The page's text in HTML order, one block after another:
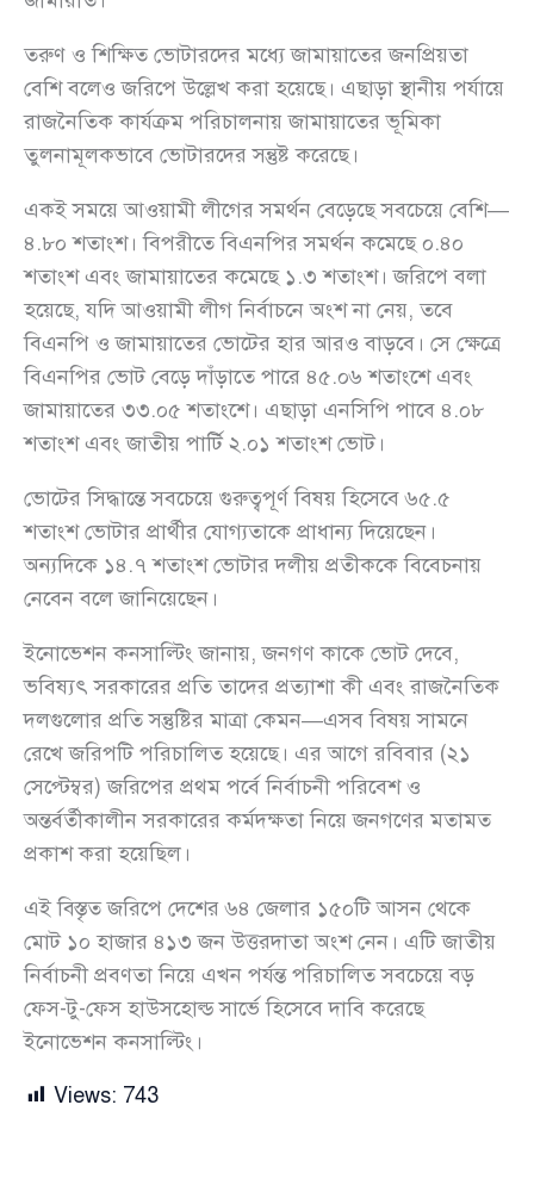
তরুণ ও শিক্ষিত ভোটারদের মধ্যে জামায়াতের জনপ্রিয়তা
বেশি বলেও জরিপে উল্লেখ করা হয়েছে। এছাড়া স্থানীয় পর্যায়ে
রাজনৈতিক কার্যক্রম পরিচালনায় জামায়াতের ভূমিকা
তুলনামূলকভাবে ভোটারদের সন্তুষ্ট করেছে।
একই সময়ে আওয়ামী লীগের সমর্থন বেড়েছে সবচেয়ে বেশি—
৪.৮০ শতাংশ। বিপরীতে বিএনপির সমর্থন কমেছে ০.৪০
শতাংশ এবং জামায়াতের কমেছে ১.৩ শতাংশ। জরিপে বলা
হয়েছে, যদি আওয়ামী লীগ নির্বাচনে অংশ না নেয়, তবে
বিএনপি ও জামায়াতের ভোটের হার আরও বাড়বে। সে ক্ষেত্রে
বিএনপির ভোট বেড়ে দাঁড়াতে পারে ৪৫.০৬ শতাংশে এবং
জামায়াতের ৩৩.০৫ শতাংশে। এছাড়া এনসিপি পাবে ৪.০৮
শতাংশ এবং জাতীয় পার্টি ২.০১ শতাংশ ভোট।
ভোটের সিদ্ধান্তে সবচেয়ে গুরুত্বপূর্ণ বিষয় হিসেবে ৬৫.৫
শতাংশ ভোটার প্রার্থীর যোগ্যতাকে প্রাধান্য দিয়েছেন।
অন্যদিকে ১৪.৭ শতাংশ ভোটার দলীয় প্রতীককে বিবেচনায়
নেবেন বলে জানিয়েছেন।
ইনোভেশন কনসাল্টিং জানায়, জনগণ কাকে ভোট দেবে,
ভবিষ্যৎ সরকারের প্রতি তাদের প্রত্যাশা কী এবং রাজনৈতিক
দলগুলোর প্রতি সন্তুষ্টির মাত্রা কেমন—এসব বিষয় সামনে
রেখে জরিপটি পরিচালিত হয়েছে। এর আগে রবিবার (২১
সেপ্টেম্বর) জরিপের প্রথম পর্বে নির্বাচনী পরিবেশ ও
অন্তর্বর্তীকালীন সরকারের কর্মদক্ষতা নিয়ে জনগণের মতামত
প্রকাশ করা হয়েছিল।
এই বিস্তৃত জরিপে দেশের ৬৪ জেলার ১৫০টি আসন থেকে
মোট ১০ হাজার ৪১৩ জন উত্তরদাতা অংশ নেন। এটি জাতীয়
নির্বাচনী প্রবণতা নিয়ে এখন পর্যন্ত পরিচালিত সবচেয়ে বড়
ফেস-টু-ফেস হাউসহোল্ড সার্ভে হিসেবে দাবি করেছে
ইনোভেশন কনসাল্টিং।
Views: 743